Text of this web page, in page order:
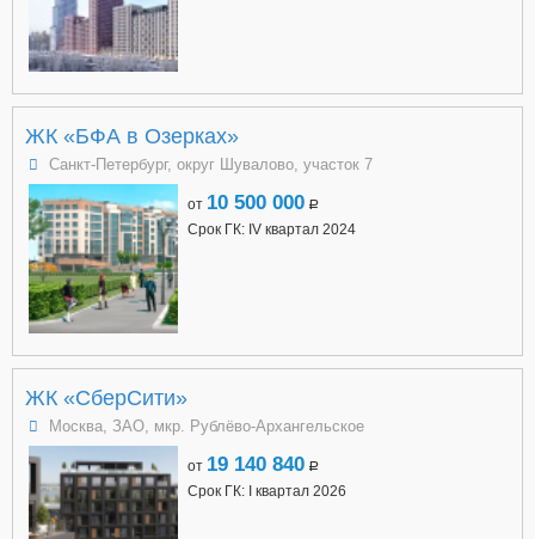
ЖК «БФА в Озерках»
Санкт-Петербург, округ Шувалово, участок 7
от 10 500 000 a
Срок ГК: IV квартал 2024
ЖК «СберСити»
Москва, ЗАО, мкр. Рублёво-Архангельское
от 19 140 840 a
Срок ГК: I квартал 2026